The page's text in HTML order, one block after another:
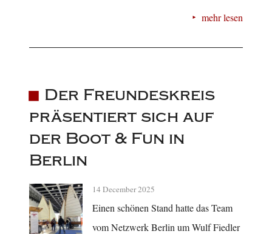
mehr lesen
Der Freundeskreis
präsentiert sich auf
der Boot & Fun in
Berlin
14 December 2025
Einen schönen Stand hatte das Team
vom Netzwerk Berlin um Wulf Fiedler